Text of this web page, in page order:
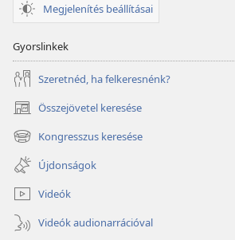
Megjelenítés beállításai
Gyorslinkek
Szeretnéd, ha felkeresnénk?
Összejövetel keresése
(opens
new
window)
Kongresszus keresése
(opens
new
window)
Újdonságok
Videók
Videók audionarrációval